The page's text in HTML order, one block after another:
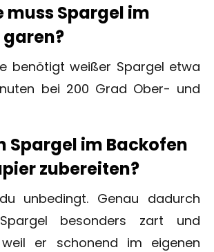
muss Spargel im
benötigt weißer Spargel etwa
bei 200 Grad Ober- und
Spargel im Backofen
zubereiten?
unbedingt. Genau dadurch
besonders zart und
er schonend im eigenen